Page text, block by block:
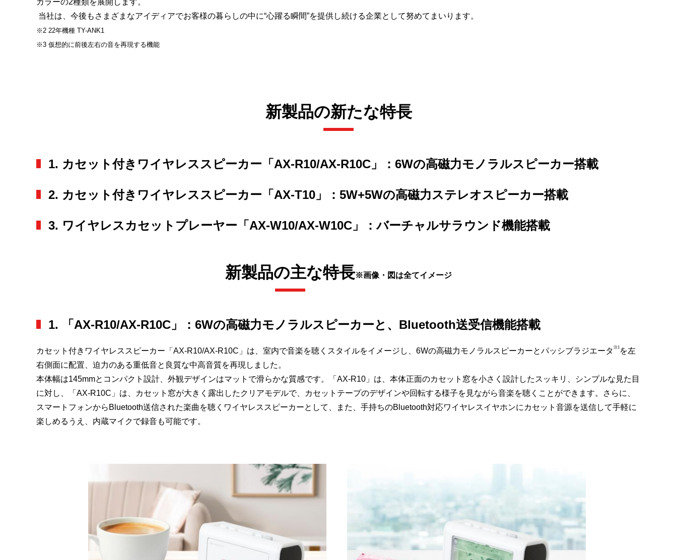
カラーの2種類を展開します。
当社は、今後もさまざまなアイディアでお客様の暮らしの中に“心躍る瞬間”を提供し続ける企業として努めてまいります。
※2 22年機種 TY-ANK1
※3 仮想的に前後左右の音を再現する機能
新製品の新たな特長
1. カセット付きワイヤレススピーカー「AX-R10/AX-R10C」：6Wの高磁力モノラルスピーカー搭載
2. カセット付きワイヤレススピーカー「AX-T10」：5W+5Wの高磁力ステレオスピーカー搭載
3. ワイヤレスカセットプレーヤー「AX-W10/AX-W10C」：バーチャルサラウンド機能搭載
新製品の主な特長※画像・図は全てイメージ
1. 「AX-R10/AX-R10C」：6Wの高磁力モノラルスピーカーと、Bluetooth送受信機能搭載
カセット付きワイヤレススピーカー「AX-R10/AX-R10C」は、室内で音楽を聴くスタイルをイメージし、6Wの高磁力モノラルスピーカーとパッシブラジエータ 注1 を左
右側面に配置、迫力のある重低音と良質な中高音質を再現しました。
本体幅は145mmとコンパクト設計、外観デザインはマットで滑らかな質感です。「AX-R10」は、本体正面のカセット窓を小さく設計したスッキリ、シンプルな見た目
に対し、「AX-R10C」は、カセット窓が大きく露出したクリアモデルで、カセットテープのデザインや回転する様子を見ながら音楽を聴くことができます。さらに、
スマートフォンからBluetooth送信された楽曲を聴くワイヤレススピーカーとして、また、手持ちのBluetooth対応ワイヤレスイヤホンにカセット音源を送信して手軽に
楽しめるうえ、内蔵マイクで録音も可能です。